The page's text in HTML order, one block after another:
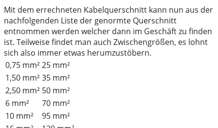
Mit dem errechneten Kabelquerschnitt kann nun aus der
nachfolgenden Liste der genormte Querschnitt
entnommen werden welcher dann im Geschäft zu finden
ist. Teilweise findet man auch Zwischengrößen, es lohnt
sich also immer etwas herumzustöbern.
0,75 mm² 25 mm²
1,50 mm² 35 mm²
2,50 mm² 50 mm²
6 mm²
70 mm²
10 mm²
95 mm²